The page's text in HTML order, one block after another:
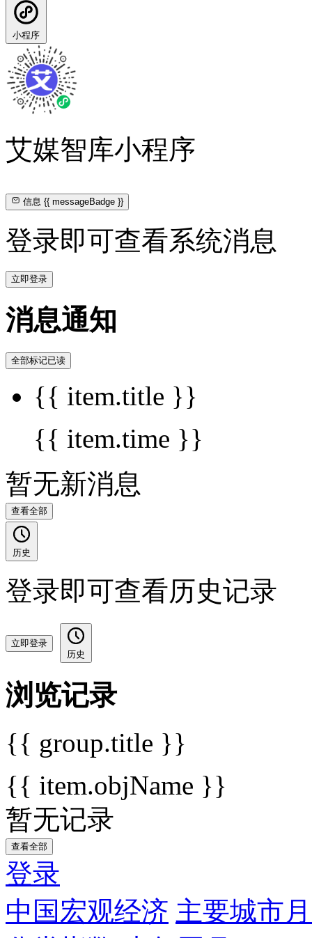
小程序
艾媒智库小程序
信息{{ messageBadge }}
登录即可查看系统消息
立即登录
消息通知
全部标记已读
{{ item.title }}
{{ item.time }}
暂无新消息
查看全部
历史
登录即可查看历史记录
立即登录
历史
浏览记录
{{ group.title }}
{{ item.objName }}
暂无记录
查看全部
登录
中国宏观经济 主要城市